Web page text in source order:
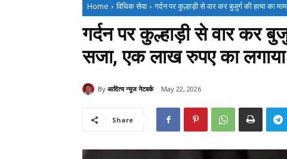
Home विधिक सेवा गर्दन पर कुल्हाड़ी से वार कर बुजुर्ग की हत्या का
गर्दन पर कुल्हाड़ी से वार कर
सजा, एक लाख रुपए का लगाया
By आदित्य न्यूज नेटवर्क May 22, 2026
Share